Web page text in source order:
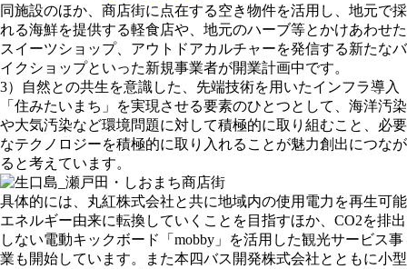
同施設のほか、商店街に点在する空き物件を活用し、地元で採
れる海鮮を提供する軽食店や、地元のハーブ等とかけあわせた
スイーツショップ、アウトドアカルチャーを発信する新たなバ
イクショップといった新規事業者が開業計画中です。
3）自然との共生を意識した、先端技術を用いたインフラ導入
「住みたいまち」を実現させる要素のひとつとして、海洋汚染
や大気汚染など環境問題に対して積極的に取り組むこと、必要
なテクノロジーを積極的に取り入れることが魅力創出につなが
ると考えています。
具体的には、丸紅株式会社と共に地域内の使用電力を再生可能
エネルギー由来に転換していくことを目指すほか、CO2を排出
しない電動キックボード「mobby」を活用した観光サービス事
業も開始しています。また本四バス開発株式会社とともに小型